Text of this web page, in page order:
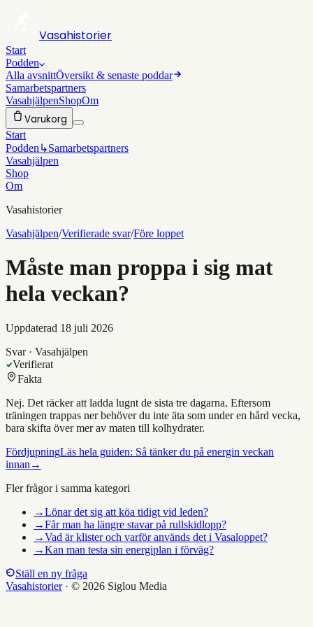
Vasahistorier
Start
Podden
Alla avsnittÖversikt & senaste poddar
Samarbetspartners
VasahjälpenShopOm
Varukorg
Start
Podden ↳Samarbetspartners
Vasahjälpen
Shop
Om
Vasahistorier
Vasahjälpen/Verifierade svar/Före loppet
Måste man proppa i sig mat
hela veckan?
Uppdaterad 18 juli 2026
Svar · Vasahjälpen
Verifierat
Fakta
Nej. Det räcker att ladda lugnt de sista tre dagarna. Eftersom
träningen trappas ner behöver du inte äta som under en hård vecka,
bara skifta över mer av maten till kolhydrater.
FördjupningLäs hela guiden: Så tänker du på energin veckan
innan →
Fler frågor i samma kategori
→Lönar det sig att köa tidigt vid leden?
→Får man ha längre stavar på rullskidlopp?
→Vad är klister och varför används det i Vasaloppet?
→Kan man testa sin energiplan i förväg?
Ställ en ny fråga
Vasahistorier· © 2026 Siglou Media